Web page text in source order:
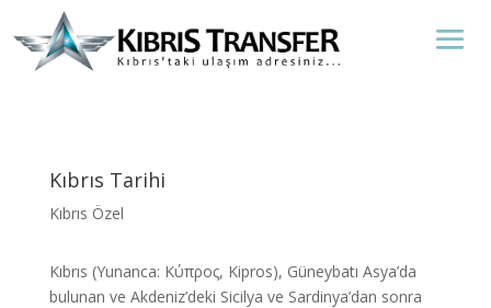
Kıbrıs Tarihi
Kıbrıs Özel
Kıbrıs (Yunanca: Κύπρος, Kipros), Güneybatı Asya’da
bulunan ve Akdeniz’deki Sicilya ve Sardinya’dan sonra